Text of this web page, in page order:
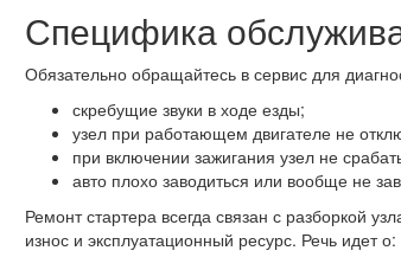
Специфика
Обязательно обращайтесь в сервис для
скребущие звуки в ходе езды;
узел при работающем двигателе не
при включении зажигания узел не
авто плохо заводиться или вообще не
Ремонт стартера всегда связан с разборкой
износ и эксплуатационный ресурс. Речь идет о: